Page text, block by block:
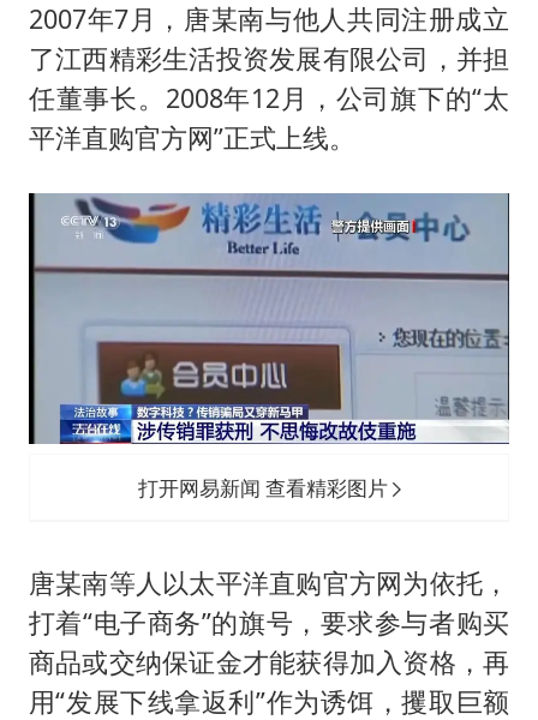
2007年7月，唐某南与他人共同注册成立
了江西精彩生活投资发展有限公司，并担
任董事长。2008年12月，公司旗下的“太
平洋直购官方网”正式上线。
打开网易新闻 查看精彩图片
唐某南等人以太平洋直购官方网为依托，
打着“电子商务”的旗号，要求参与者购买
商品或交纳保证金才能获得加入资格，再
用“发展下线拿返利”作为诱饵，攫取巨额